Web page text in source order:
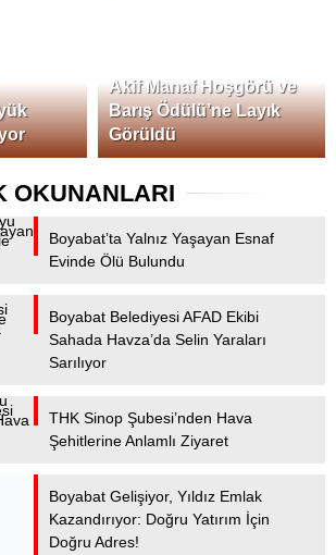
Akif Manaf Hoşgörü ve
Barış Ödülü’ne Layık
Görüldü
OKUNANLARI
Boyabat’ta Yalnız Yaşayan Esnaf
Evinde Ölü Bulundu
Boyabat Belediyesi AFAD Ekibi
Sahada Havza’da Selin Yaraları
Sarılıyor
THK Sinop Şubesi’nden Hava
Şehitlerine Anlamlı Ziyaret
Boyabat Gelişiyor, Yıldız Emlak
Kazandırıyor: Doğru Yatırım İçin
Doğru Adres!